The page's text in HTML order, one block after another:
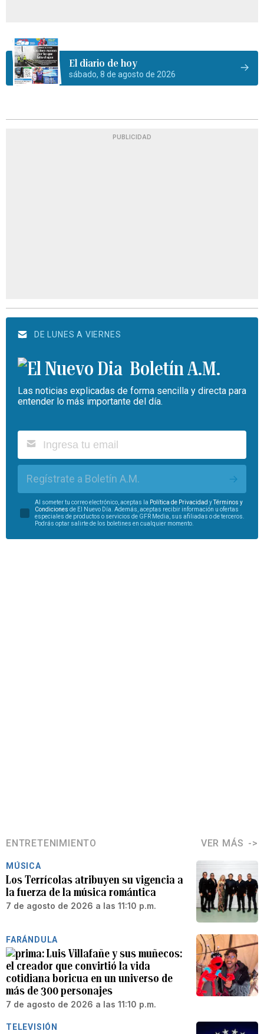
El diario de hoy
sábado, 8 de agosto de 2026
PUBLICIDAD
DE LUNES A VIERNES
Boletín A.M.
Las noticias explicadas de forma sencilla y directa para
entender lo más importante del día.
Regístrate a Boletín A.M.
Al someter tu correo electrónico, aceptas la Política de Privacidad yTérminos y
Condiciones de El Nuevo Día. Además, aceptas recibir información u ofertas
especiales de productos o servicios de GFR Media, sus afiliadas o de terceros.
Podrás optar salirte de los boletines en cualquier momento.
ENTRETENIMIENTO VER MÁS
MÚSICA
Los Terrícolas atribuyen su vigencia a
la fuerza de la música romántica
7 de agosto de 2026 a las 11:10 p.m.
FARÁNDULA
Luis Villafañe y sus muñecos:
el creador que convirtió la vida
cotidiana boricua en un universo de
más de 300 personajes
7 de agosto de 2026 a las 11:10 p.m.
TELEVISIÓN